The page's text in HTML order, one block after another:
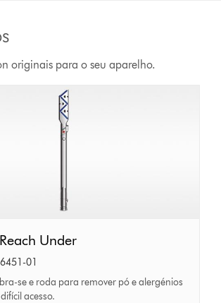
originais para o seu aparelho.
Under
01
se e roda para remover pó e alergénios
acesso.